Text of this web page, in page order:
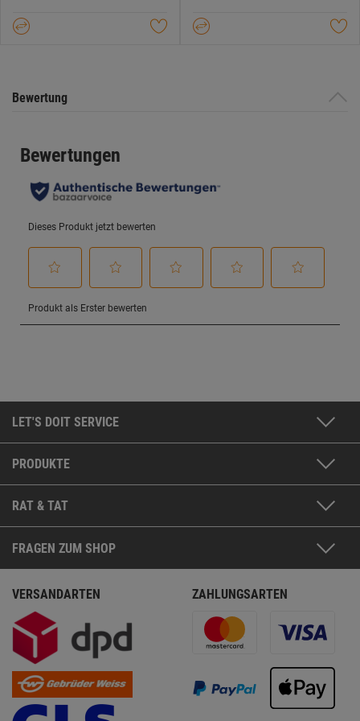
Sternen.
Sternen.
Bewertung
LET'S DOIT SERVICE
PRODUKTE
RAT & TAT
FRAGEN ZUM SHOP
VERSANDARTEN ZAHLUNGSARTEN